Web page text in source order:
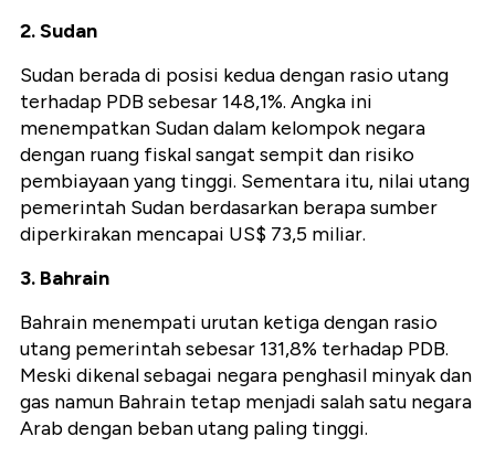
2. Sudan
Sudan berada di posisi kedua dengan rasio utang
terhadap PDB sebesar 148,1%. Angka ini
menempatkan Sudan dalam kelompok negara
dengan ruang fiskal sangat sempit dan risiko
pembiayaan yang tinggi. Sementara itu, nilai utang
pemerintah Sudan berdasarkan berapa sumber
diperkirakan mencapai US$ 73,5 miliar.
3. Bahrain
Bahrain menempati urutan ketiga dengan rasio
utang pemerintah sebesar 131,8% terhadap PDB.
Meski dikenal sebagai negara penghasil minyak dan
gas namun Bahrain tetap menjadi salah satu negara
Arab dengan beban utang paling tinggi.